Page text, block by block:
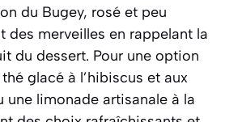
du Bugey, rosé et peu
des merveilles en rappelant la
du dessert. Pour une option
glacé à l’hibiscus et aux
une limonade artisanale à la